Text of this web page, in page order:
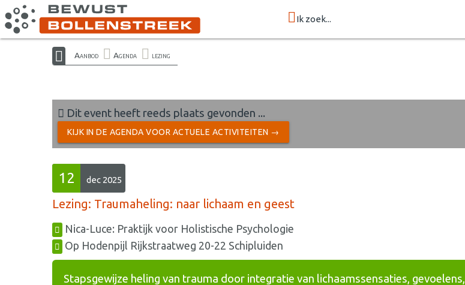
Ik zoek...
Aanbod Agenda lezing
Dit event heeft reeds plaats gevonden ...
KIJK IN DE AGENDA VOOR ACTUELE ACTIVITEITEN →
12 dec 2025
Lezing: Traumaheling: naar lichaam en geest
Nica-Luce: Praktijk voor Holistische Psychologie
Op Hodenpijl Rijkstraatweg 20-22 Schipluiden
Stapsgewijze heling van trauma door integratie van lichaamssensaties, gevoelens,